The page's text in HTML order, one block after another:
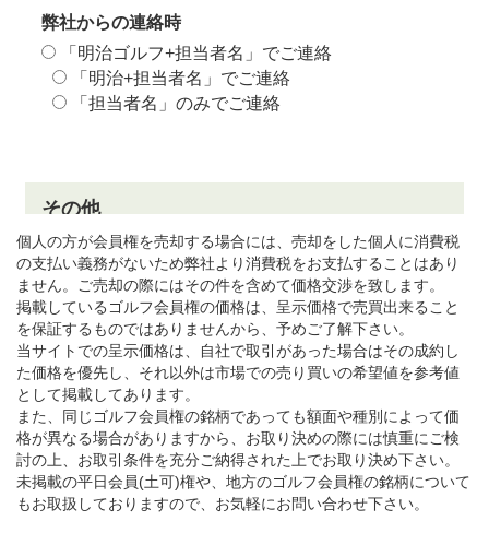
個人の方が会員権を売却する場合には、売却をした個人に消費税
の支払い義務がないため弊社より消費税をお支払することはあり
ません。ご売却の際にはその件を含めて価格交渉を致します。
掲載しているゴルフ会員権の価格は、呈示価格で売買出来ること
を保証するものではありませんから、予めご了解下さい。
当サイトでの呈示価格は、自社で取引があった場合はその成約し
た価格を優先し、それ以外は市場での売り買いの希望値を参考値
として掲載してあります。
また、同じゴルフ会員権の銘柄であっても額面や種別によって価
格が異なる場合がありますから、お取り決めの際には慎重にご検
討の上、お取引条件を充分ご納得された上でお取り決め下さい。
未掲載の平日会員(土可)権や、地方のゴルフ会員権の銘柄について
もお取扱しておりますので、お気軽にお問い合わせ下さい。